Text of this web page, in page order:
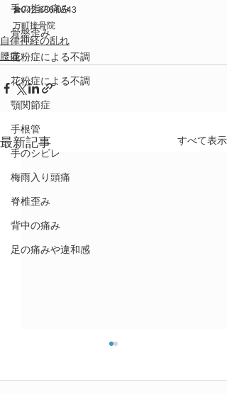
手の指の痛み
骨盤歪み
花粉症による不調
花粉症による不調
顎関節症
手根管
手のシビレ
梅雨入り頭痛
脊椎歪み
背中の痛み
足の痛みや違和感
☎042-686-0543
万町接骨院
自律神経の乱れ
腰痛
最新記事 すべて表示